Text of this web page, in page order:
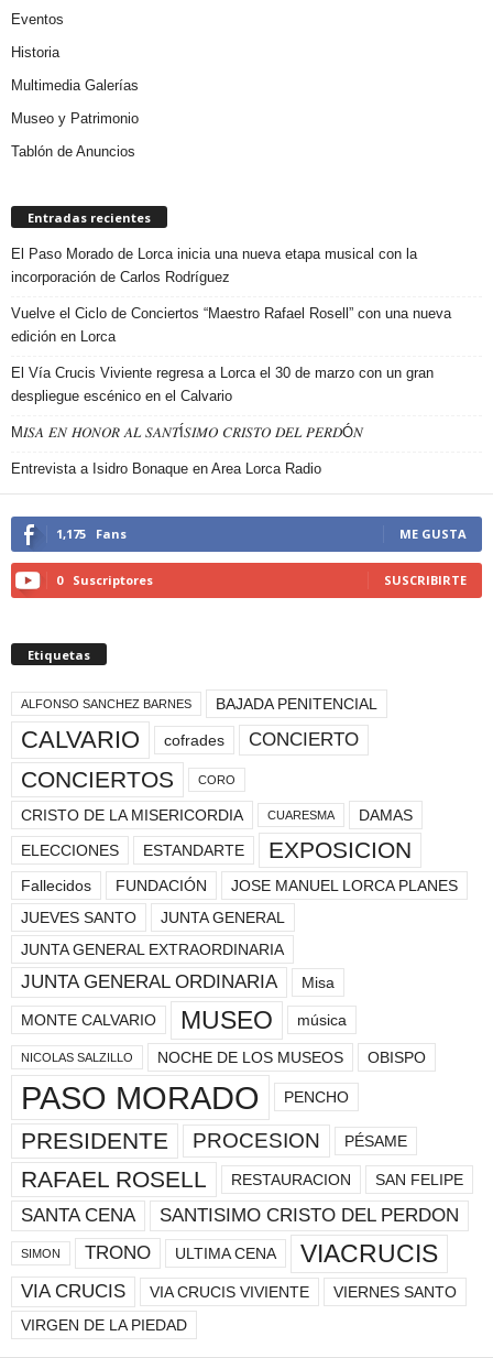
Eventos
Historia
Multimedia Galerías
Museo y Patrimonio
Tablón de Anuncios
Entradas recientes
El Paso Morado de Lorca inicia una nueva etapa musical con la
incorporación de Carlos Rodríguez
Vuelve el Ciclo de Conciertos “Maestro Rafael Rosell” con una nueva
edición en Lorca
El Vía Crucis Viviente regresa a Lorca el 30 de marzo con un gran
despliegue escénico en el Calvario
M𝐼𝑆𝐴 𝐸𝑁 𝐻𝑂𝑁𝑂𝑅 𝐴𝐿 𝑆𝐴𝑁𝑇Í𝑆𝐼𝑀𝑂 𝐶𝑅𝐼𝑆𝑇𝑂 𝐷𝐸𝐿 𝑃𝐸𝑅𝐷Ó𝑁
Entrevista a Isidro Bonaque en Area Lorca Radio
1,175 Fans ME GUSTA
0 Suscriptores SUSCRIBIRTE
Etiquetas
ALFONSO SANCHEZ BARNES BAJADA PENITENCIAL
CALVARIO cofrades CONCIERTO
CONCIERTOS CORO
CRISTO DE LA MISERICORDIA CUARESMA
DAMAS
ELECCIONES
ESTANDARTE EXPOSICION
Fallecidos FUNDACIÓN
JOSE MANUEL LORCA PLANES
JUEVES SANTO
JUNTA GENERAL
JUNTA GENERAL EXTRAORDINARIA
JUNTA GENERAL ORDINARIA Misa
MONTE CALVARIO MUSEO música
NICOLAS SALZILLO NOCHE DE LOS MUSEOS OBISPO
PASO MORADO PENCHO
PRESIDENTE PROCESION PÉSAME
RAFAEL ROSELL RESTAURACION SAN FELIPE
SANTA CENA SANTISIMO CRISTO DEL PERDON
SIMON TRONO ULTIMA CENA VIACRUCIS
VIA CRUCIS VIA CRUCIS VIVIENTE
VIERNES SANTO
VIRGEN DE LA PIEDAD